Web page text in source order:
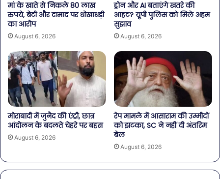
मां के खाते से निकले 80 लाख
रुपये, बेटी और दामाद पर धोखाधड़ी
का आरोप
August 6, 2026
ड्रोन और AI बताएंगे खतरे की
आहट? यूपी पुलिस को मिले अहम
सुझाव
August 6, 2026
मोराबादी में जुनैद की एंट्री, छात्र
आंदोलन के बदलते चेहरे पर बहस
August 6, 2026
रेप मामले में आसाराम की उम्मीदों
को झटका, SC ने नहीं दी अंतरिम
बेल
August 6, 2026